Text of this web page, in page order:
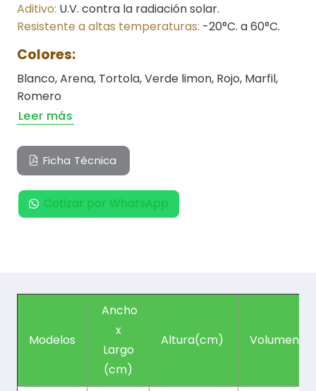
Aditivo: U.V. contra la radiación solar.
Resistente a altas temperaturas: -20°C. a 60°C.
Colores:
Blanco, Arena, Tortola, Verde limon, Rojo, Marfil,
Romero
Leer más
Ficha Técnica
Cotizar por WhatsApp
Modelos
Ancho
x
Largo
(cm)
Altura(cm)